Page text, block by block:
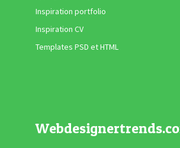
Inspiration portfolio
Inspiration CV
Templates PSD et HTML